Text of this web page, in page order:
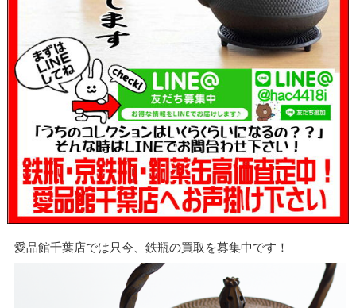
愛品館千葉店では只今、鉄瓶の買取を募集中です！